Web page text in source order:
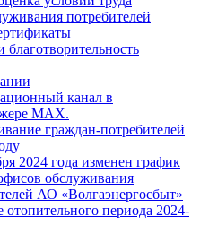
потребителей
благотворительность
канал в
MAX.
граждан-потребителей
2024 года изменен график
обслуживания
АО «Волгаэнергосбыт»
отопительного периода 2024-